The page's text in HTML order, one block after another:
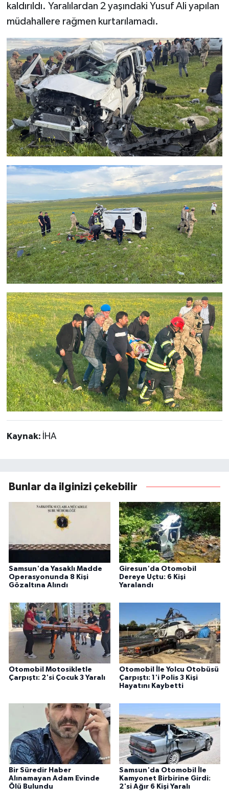
kaldırıldı. Yaralılardan 2 yaşındaki Yusuf Ali yapılan
müdahallere rağmen kurtarılamadı.
Kaynak: İHA
Bunlar da ilginizi çekebilir
Samsun'da Yasaklı Madde
Operasyonunda 8 Kişi
Gözaltına Alındı
Giresun'da Otomobil
Dereye Uçtu: 6 Kişi
Yaralandı
Otomobil Motosikletle
Çarpıştı: 2'si Çocuk 3 Yaralı
Otomobil İle Yolcu Otobüsü
Çarpıştı: 1'i Polis 3 Kişi
Hayatını Kaybetti
Bir Süredir Haber
Alınamayan Adam Evinde
Ölü Bulundu
Samsun'da Otomobil İle
Kamyonet Birbirine Girdi:
2'si Ağır 6 Kişi Yaralı